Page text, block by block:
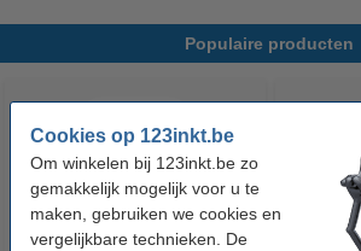
Cookies op 123inkt.be
Om winkelen bij 123inkt.be zo
gemakkelijk mogelijk voor u te
maken, gebruiken we cookies en
vergelijkbare technieken. De
Populaire producten